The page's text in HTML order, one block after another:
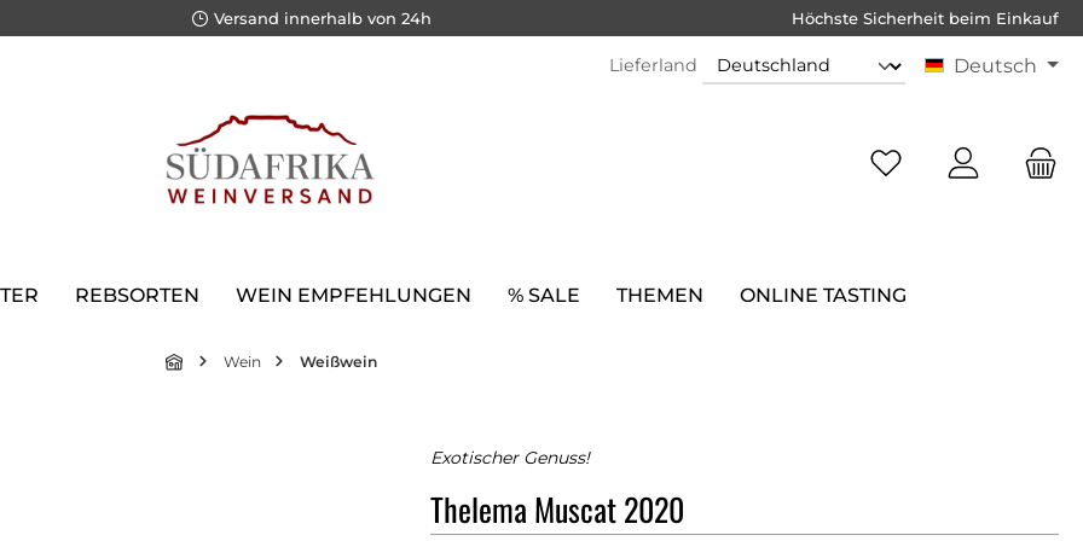
Versand innerhalb von 24h Höchste Sicherheit beim Einkauf
Lieferland Deutsch
REBSORTEN WEIN EMPFEHLUNGEN % SALE THEMEN ONLINE TASTING
Wein Weißwein
Exotischer Genuss!
Thelema Muscat 2020